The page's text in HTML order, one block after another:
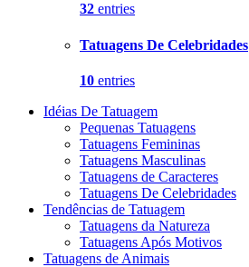
32 entries
Tatuagens De Celebridades
10 entries
Idéias De Tatuagem
Pequenas Tatuagens
Tatuagens Femininas
Tatuagens Masculinas
Tatuagens de Caracteres
Tatuagens De Celebridades
Tendências de Tatuagem
Tatuagens da Natureza
Tatuagens Após Motivos
Tatuagens de Animais